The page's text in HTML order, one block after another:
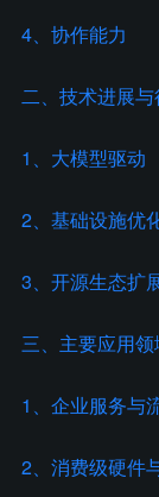
4、协作能力
二、技术进展
1、大模型驱动
2、基础设施优
3、开源生态扩
三、主要应用
1、企业服务与
2、消费级硬件